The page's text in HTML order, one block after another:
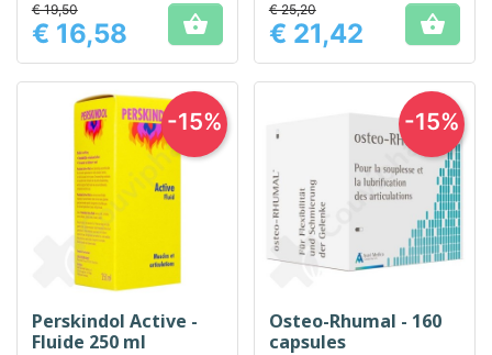
cryotherapie
Prijs
€ 19,50
€ 16,58 
thermotherapie
Prijs
€ 25,20
€ 21,42 
Perskindol Active -
Fluide 250 ml
-15%
Osteo-Rhumal - 160
capsules
-15%